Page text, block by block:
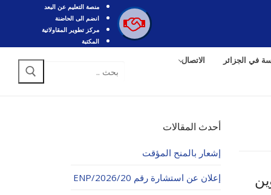
منصة التعليم عن البعد
انضم الى الحاضنة
مركز تطوير المقاولاتية
المكتبة
في الجزائر الاتصال
أحدث المقالات
إشعار بالمنح المؤقت
إعلان عن استشارة رقم 20/ENP/2026